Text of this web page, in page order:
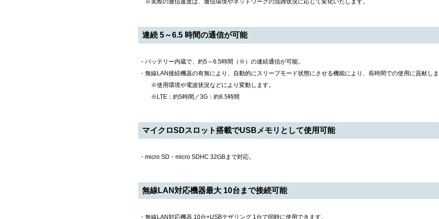
※実際の通信速度は、通信環境やネットワークの混雑状況に応じて変化いたします。
連続 5～6.5 時間の通信が可能
・バッテリー内蔵で、約5～6.5時間（※）の連続通信が可能。
・無線LAN接続機器の有無により、自動的にスリープモード状態にさせる機能により、長時間での使用に貢献し
※使用環境や電波状況などにより変動します。
※LTE：約5時間／3G：約6.5時間
マイクロSDスロット搭載でUSBメモリとして使用可能
・micro SD・micro SDHC 32GBまで対応。
無線LAN対応機器最大 10台まで接続可能
・無線LAN対応機器 10台+USBテザリング 1台で同時に使用できます。